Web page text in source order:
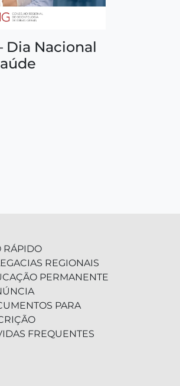
Dia Nacional
RÁPIDO
REGIONAIS
PERMANENTE
PARA
FREQUENTES